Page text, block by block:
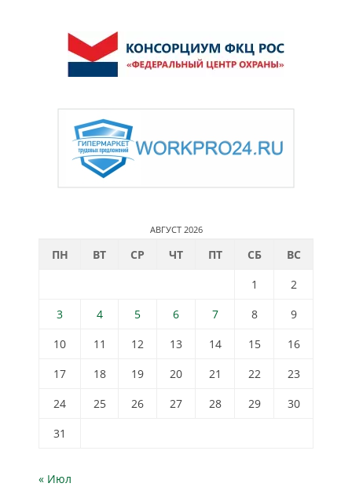
АВГУСТ 2026
ПН ВТ СР ЧТ ПТ СБ
ВС
1
2
3
4 5 6 7 8
9
10
11 12 13 14 15
16
17
18 19 20 21 22
23
24
25 26 27 28 29
30
31
« Июл